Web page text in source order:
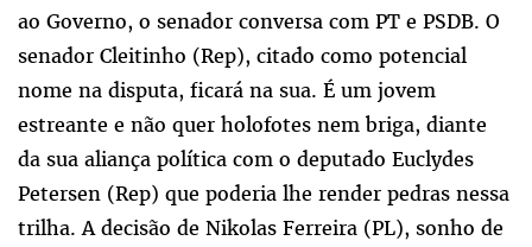
ao Governo, o senador conversa com PT e PSDB. O
senador Cleitinho (Rep), citado como potencial
nome na disputa, ficará na sua. É um jovem
estreante e não quer holofotes nem briga, diante
da sua aliança política com o deputado Euclydes
Petersen (Rep) que poderia lhe render pedras nessa
trilha. A decisão de Nikolas Ferreira (PL), sonho de